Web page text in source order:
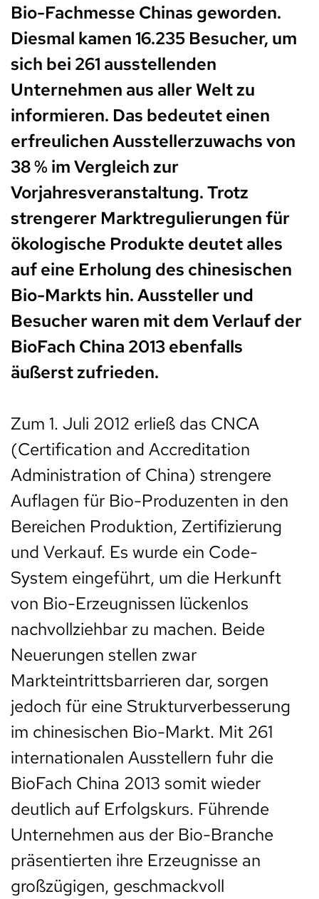
Bio-Fachmesse Chinas geworden.
Diesmal kamen 16.235 Besucher, um
sich bei 261 ausstellenden
Unternehmen aus aller Welt zu
informieren. Das bedeutet einen
erfreulichen Ausstellerzuwachs von
38 % im Vergleich zur
Vorjahresveranstaltung. Trotz
strengerer Marktregulierungen für
ökologische Produkte deutet alles
auf eine Erholung des chinesischen
Bio-Markts hin. Aussteller und
Besucher waren mit dem Verlauf der
BioFach China 2013 ebenfalls
äußerst zufrieden.
Zum 1. Juli 2012 erließ das CNCA
(Certification and Accreditation
Administration of China) strengere
Auflagen für Bio-Produzenten in den
Bereichen Produktion, Zertifizierung
und Verkauf. Es wurde ein Code-
System eingeführt, um die Herkunft
von Bio-Erzeugnissen lückenlos
nachvollziehbar zu machen. Beide
Neuerungen stellen zwar
Markteintrittsbarrieren dar, sorgen
jedoch für eine Strukturverbesserung
im chinesischen Bio-Markt. Mit 261
internationalen Ausstellern fuhr die
BioFach China 2013 somit wieder
deutlich auf Erfolgskurs. Führende
Unternehmen aus der Bio-Branche
präsentierten ihre Erzeugnisse an
großzügigen, geschmackvoll